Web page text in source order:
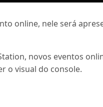
online, nele será
novos eventos
o visual do console.